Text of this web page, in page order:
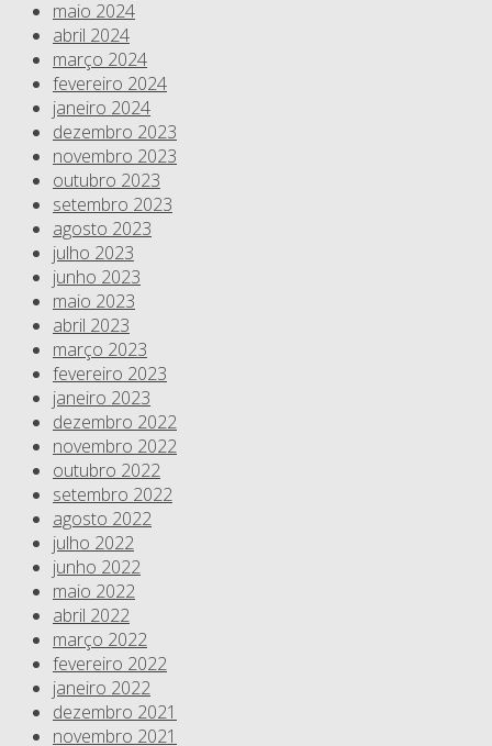
maio 2024
abril 2024
março 2024
fevereiro 2024
janeiro 2024
dezembro 2023
novembro 2023
outubro 2023
setembro 2023
agosto 2023
julho 2023
junho 2023
maio 2023
abril 2023
março 2023
fevereiro 2023
janeiro 2023
dezembro 2022
novembro 2022
outubro 2022
setembro 2022
agosto 2022
julho 2022
junho 2022
maio 2022
abril 2022
março 2022
fevereiro 2022
janeiro 2022
dezembro 2021
novembro 2021